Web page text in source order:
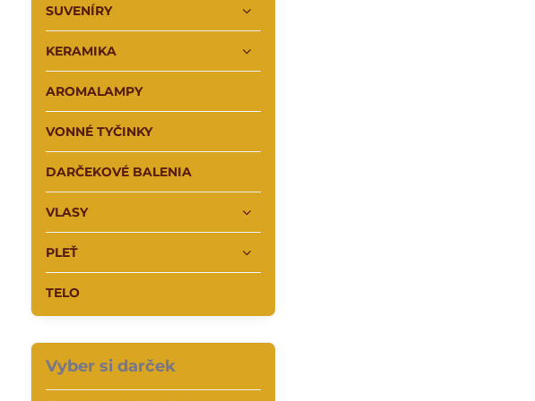
SUVENÍRY
KERAMIKA
AROMALAMPY
VONNÉ TYČINKY
DARČEKOVÉ BALENIA
VLASY
PLEŤ
TELO
Vyber si darček